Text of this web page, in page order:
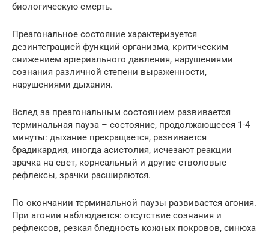
биологическую смерть.
Преагональное состояние характеризуется
дезинтеграцией функций организма, критическим
снижением артериального давления, нарушениями
сознания различной степени выраженности,
нарушениями дыхания.
Вслед за преагональным состоянием развивается
терминальная пауза – состояние, продолжающееся 1-4
минуты: дыхание прекращается, развивается
брадикардия, иногда асистолия, исчезают реакции
зрачка на свет, корнеальный и другие стволовые
рефлексы, зрачки расширяются.
По окончании терминальной паузы развивается агония.
При агонии наблюдается: отсутствие сознания и
рефлексов, резкая бледность кожных покровов, синюха